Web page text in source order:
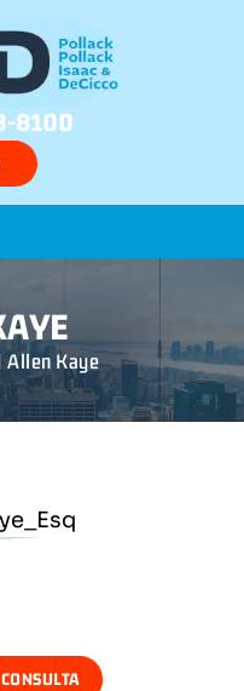
8100
Allen Kaye